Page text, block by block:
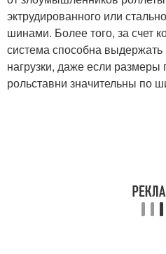
эктрудированного или
шинами. Более того, за счет
система способна
нагрузки, даже если размеры
рольставни значительны по